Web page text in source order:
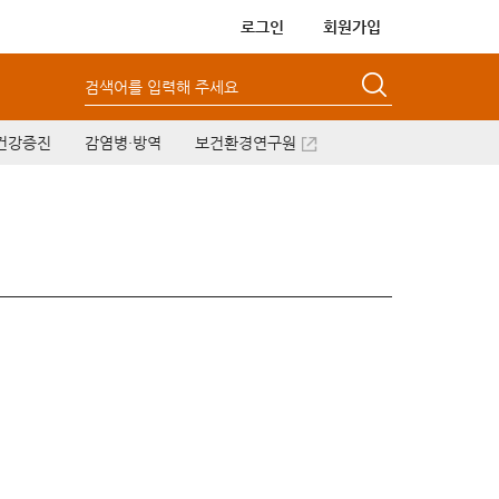
로그인 회원가입
검색어를 입력해 주세요
강증진 감염병·방역 보건환경연구원